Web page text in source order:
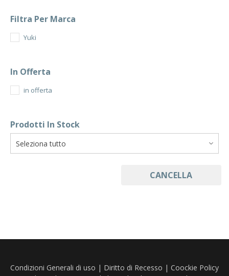
Filtra Per Marca
Yuki
In Offerta
in offerta
Prodotti In Stock
CANCELLA
Condizioni Generali di uso | Diritto di Recesso | Coockie Policy